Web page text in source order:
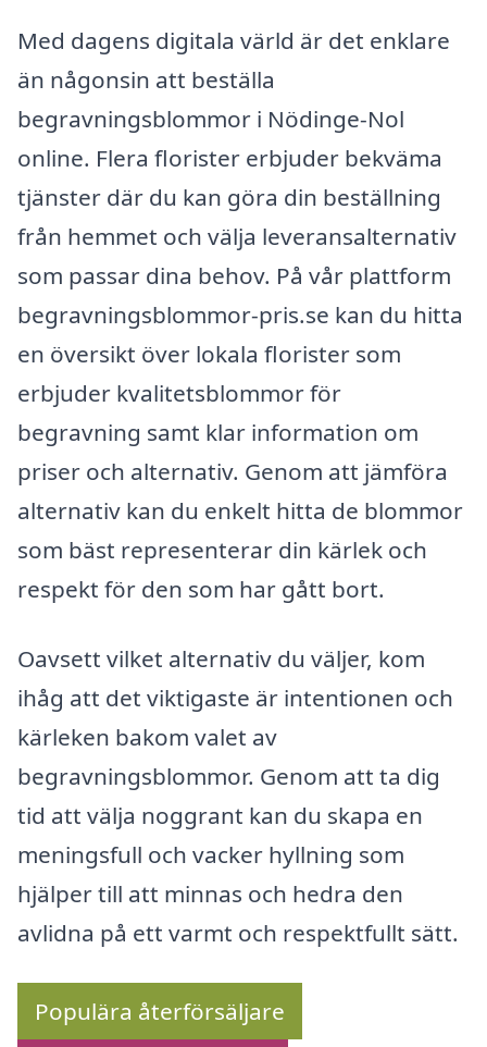
Med dagens digitala värld är det enklare
än någonsin att beställa
begravningsblommor i Nödinge-Nol
online. Flera florister erbjuder bekväma
tjänster där du kan göra din beställning
från hemmet och välja leveransalternativ
som passar dina behov. På vår plattform
begravningsblommor-pris.se kan du hitta
en översikt över lokala florister som
erbjuder kvalitetsblommor för
begravning samt klar information om
priser och alternativ. Genom att jämföra
alternativ kan du enkelt hitta de blommor
som bäst representerar din kärlek och
respekt för den som har gått bort.
Oavsett vilket alternativ du väljer, kom
ihåg att det viktigaste är intentionen och
kärleken bakom valet av
begravningsblommor. Genom att ta dig
tid att välja noggrant kan du skapa en
meningsfull och vacker hyllning som
hjälper till att minnas och hedra den
avlidna på ett varmt och respektfullt sätt.
Populära återförsäljare